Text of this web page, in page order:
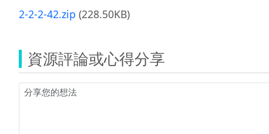
2-2-2-42.zip (228.50KB)
資源評論或心得分享